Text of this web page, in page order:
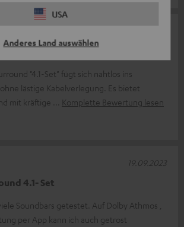
USA
Anderes Land auswählen
"4.1-Set" fügt sich nahtlos ins
lästige Kabelverlegung. Es bietet
mit kräftige
Komplette Bewertung lesen
4.1- Set
Soundbars getestet. Auf Dolby Athmos ,
per App kann ich auch getrost
19.09.2023